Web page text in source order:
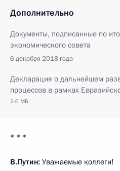
Дополнительно
Документы, подписанные по
экономического совета
6 декабря 2018 года
Декларация о дальнейшем
процессов в рамках
2.6 МБ
* * *
В.Путин: Уважаемые коллеги!